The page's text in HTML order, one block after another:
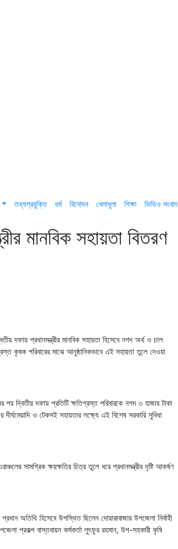
তথ্যপ্রযুক্তি ধর্ম বিনোদন খেলাধুলা শিক্ষা ভিডিও সংবাদ
মানবিক সহায়তা বিতরণ
দফায় প্রধানমন্ত্রীর মানবিক সহায়তা হিসেবে নগদ অর্থ ও চাল
কৃষক পরিবারের মাঝে আনুষ্ঠানিকভাবে এই সহায়তা তুলে দেওয়া
দ্বিতীয় দফায় প্রতিটি ক্ষতিগ্রস্ত পরিবারকে নগদ ৩ হাজার টাকা
ও টেকসই সহায়তার লক্ষ্যে এই বিশেষ সরকারি সুবিধা
সামগ্রিক ক্ষয়ক্ষতির চিত্র তুলে ধরে প্রধানমন্ত্রীর দৃষ্টি আকর্ষণ
অতিথি হিসেবে উপস্থিত ছিলেন দোয়ারাবাজার উপজেলা নির্বাহী
প্রকল্প বাস্তবায়ন কর্মকর্তা লুৎফুর রহমান, উপ-সহকারী কৃষি